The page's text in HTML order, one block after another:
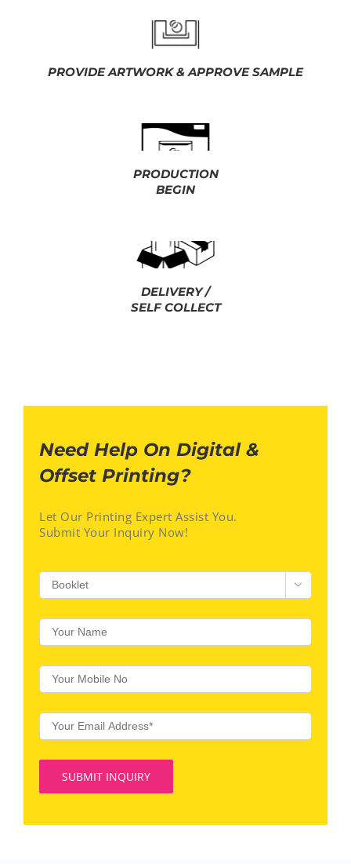
PROVIDE ARTWORK & APPROVE SAMPLE
PRODUCTION
BEGIN
DELIVERY /
SELF COLLECT
Need Help On Digital &
Offset Printing?
Let Our Printing Expert Assist You.
Submit Your Inquiry Now!
